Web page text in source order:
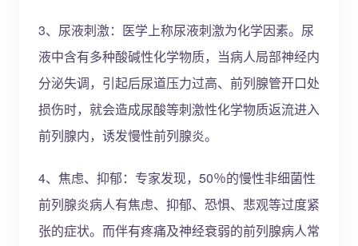
3、尿液刺激：医学上称尿液刺激为化学因素。尿
液中含有多种酸碱性化学物质，当病人局部神经内
分泌失调，引起后尿道压力过高、前列腺管开口处
损伤时，就会造成尿酸等刺激性化学物质返流进入
前列腺内，诱发慢性前列腺炎。
4、焦虑、抑郁：专家发现，50％的慢性非细菌性
前列腺炎病人有焦虑、抑郁、恐惧、悲观等过度紧
张的症状。而伴有疼痛及神经衰弱的前列腺病人常